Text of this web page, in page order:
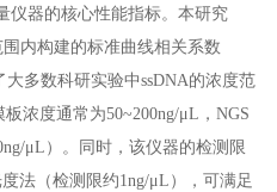
仪器的核心性能指标。本研究
内构建的标准曲线相关系数
大多数科研实验中ssDNA的浓度范
板浓度通常为50~200ng/μL，NGS
μL）。同时，该仪器的检测限
法（检测限约1ng/μL），可满足